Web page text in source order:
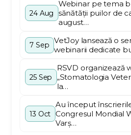
24 Aug
Webinar pe tema
sănătății puilor de
august…
7 Sep VetJoy lansează o
webinarii dedicate
25 Sep
RSVD organizează
„Stomatologia
la…
13 Oct
Au început
Congresul Mondial
Varș…